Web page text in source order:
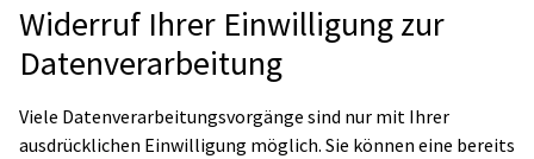
Widerruf Ihrer Einwilligung zur
Datenverarbeitung
Viele Datenverarbeitungsvorgänge sind nur mit Ihrer
ausdrücklichen Einwilligung möglich. Sie können eine bereits